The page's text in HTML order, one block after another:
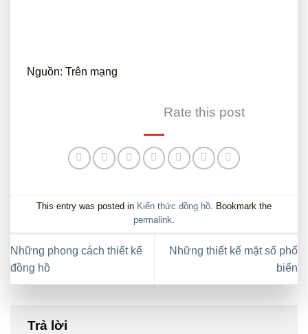
Nguồn: Trên mạng
Rate this post
This entry was posted in Kiến thức đồng hồ. Bookmark the
permalink.
Những phong cách thiết kế
đồng hồ
Những thiết kế mặt số phổ
biến
Trả lời